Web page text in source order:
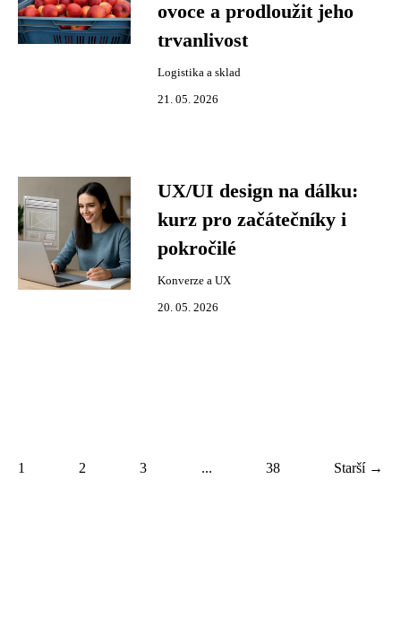
ovoce a prodloužit jeho
trvanlivost
Logistika a sklad
21. 05. 2026
UX/UI design na dálku:
kurz pro začátečníky i
pokročilé
Konverze a UX
20. 05. 2026
1 2 3 ... 38 Starší →